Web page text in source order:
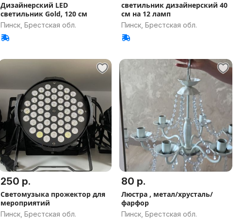
Дизайнерский LED
светильник Gold, 120 см
Пинск, Брестская обл.
светильник дизайнерский 40
см на 12 ламп
Пинск, Брестская обл.
250 р.
Светомузыка прожектор для
мероприятий
Пинск, Брестская обл.
80 р.
Люстра , метал/хрусталь/
фарфор
Пинск, Брестская обл.